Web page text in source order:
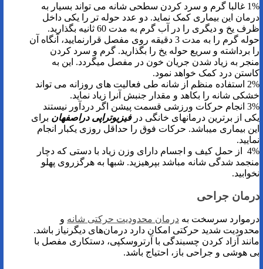
1% غالبا گرم و سرد کردن سطحی شانه می تواند بسیار به
درمان این بیماری کمک نماید. دو عدد حوله تر را یکی داخل
ظرف یخ و دیگری را در آب گرم به مدت 60 ثانیه بگذارید.
حوله گرم را به مدت 3 دقیقه روی مفصل قرارنمایید، آنگاه آن
را برداشته و سریع حوله یخ را بگذارید. گرم و سرد کردن
منجر به زیاد شدن جریان خون در مفصل میگردد. این به
کاستن درد کمک خواهد نمود.
2% استفاده منظم از شانه طی فعالیت های روزانه می تواند
خشکی شانه را بکاهد و مقدار جنبش آنرا زیاد نماید.
3% انجام حرکات ورزشی قسمت پیشن اگر دردآور نیستند
یکی از برترین درمانهای خانگی درفیزیوتراپی دراصفهان برای
این بیماری میباشد. حرکات فوق را حداقل روزی یکبار انجام
نمایید.
4% از حمل کیف و اجسام دارای وزن زیاد با دستی که دچار
منجمد شدگی شانه مباشد بپرهیزید. شبها به هرگزروی پهلو
نخوابید.
درمان جراحی
درموارد سرسخت به درمان محدودیت حرکتی شانه و
محدودیت شدید حرکتی امکان دارد درمان‌های دیگرنیاز باشد.
مانند آزاد کردن چسبندگی با آرتروسکپی، دستکاری مفصل با
بی هوشی و جراحی باز، احتیاج باشد.